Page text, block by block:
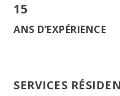
15
ANS D’EXPÉRIENCE
SERVICES